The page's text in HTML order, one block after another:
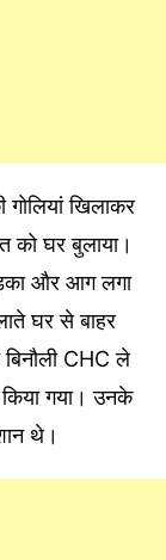
खिलाकर
को घर बुलाया।
और आग लगा
घर से बाहर
CHC ले
गया। उनके
थे।